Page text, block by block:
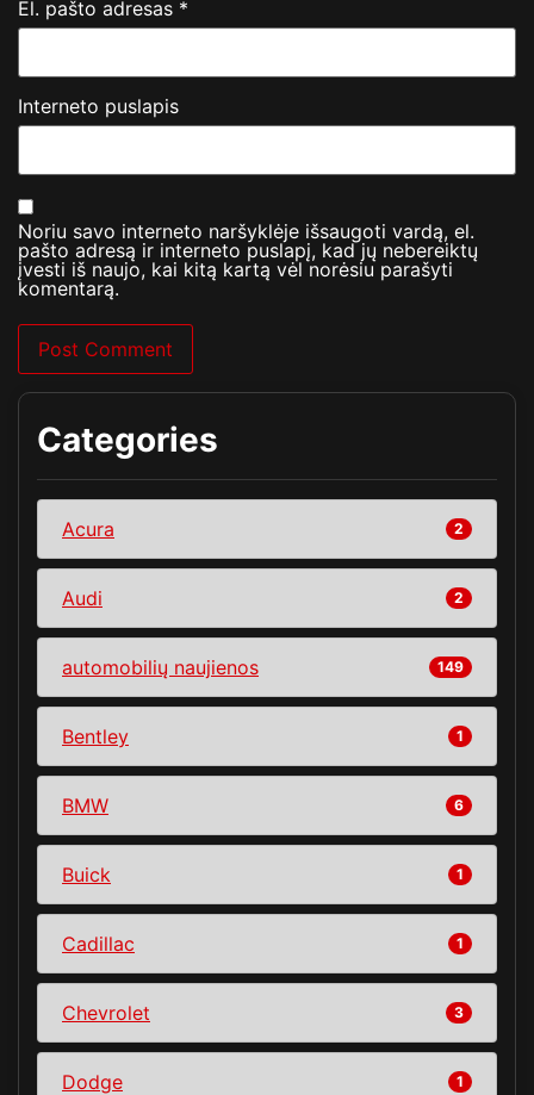
El. pašto adresas *
Interneto puslapis
Noriu savo interneto naršyklėje išsaugoti vardą, el.
pašto adresą ir interneto puslapį, kad jų nebereiktų
įvesti iš naujo, kai kitą kartą vėl norėsiu parašyti
komentarą.
Categories
Acura 2
Audi 2
automobilių naujienos 149
Bentley 1
BMW 6
Buick 1
Cadillac 1
Chevrolet 3
Dodge 1